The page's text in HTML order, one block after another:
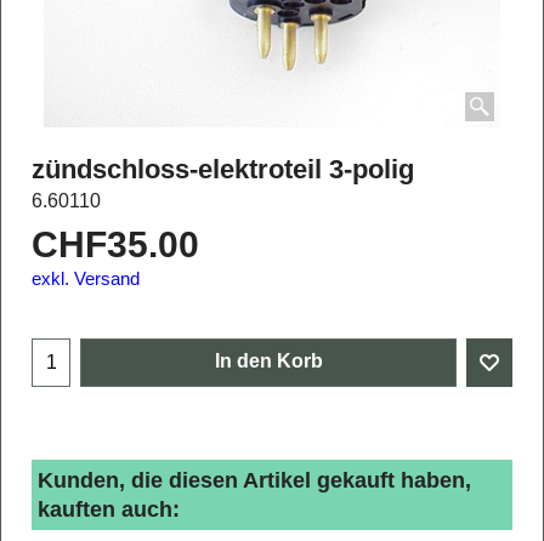
zündschloss-elektroteil 3-polig
6.60110
CHF35.00
exkl. Versand
In den Korb
Kunden, die diesen Artikel gekauft haben,
kauften auch: